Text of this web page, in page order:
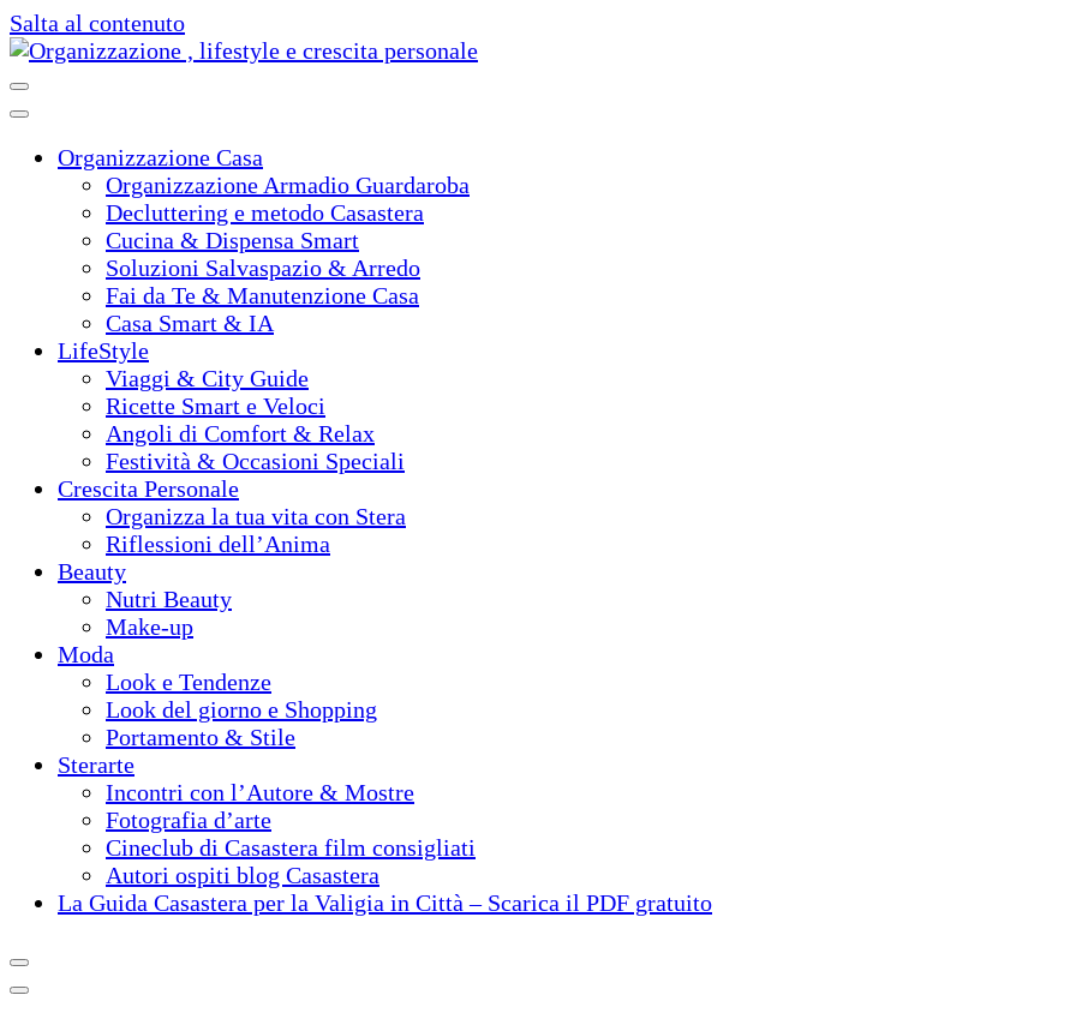
Salta al contenuto
Organizzazione , lifestyle e crescita personale
Organizzazione Casa
Organizzazione Armadio Guardaroba
Decluttering e metodo Casastera
Cucina & Dispensa Smart
Soluzioni Salvaspazio & Arredo
Fai da Te & Manutenzione Casa
Casa Smart & IA
LifeStyle
Viaggi & City Guide
Ricette Smart e Veloci
Angoli di Comfort & Relax
Festività & Occasioni Speciali
Crescita Personale
Organizza la tua vita con Stera
Riflessioni dell’Anima
Beauty
Nutri Beauty
Make-up
Moda
Look e Tendenze
Look del giorno e Shopping
Portamento & Stile
Sterarte
Incontri con l’Autore & Mostre
Fotografia d’arte
Cineclub di Casastera film consigliati
Autori ospiti blog Casastera
La Guida Casastera per la Valigia in Città – Scarica il PDF gratuito